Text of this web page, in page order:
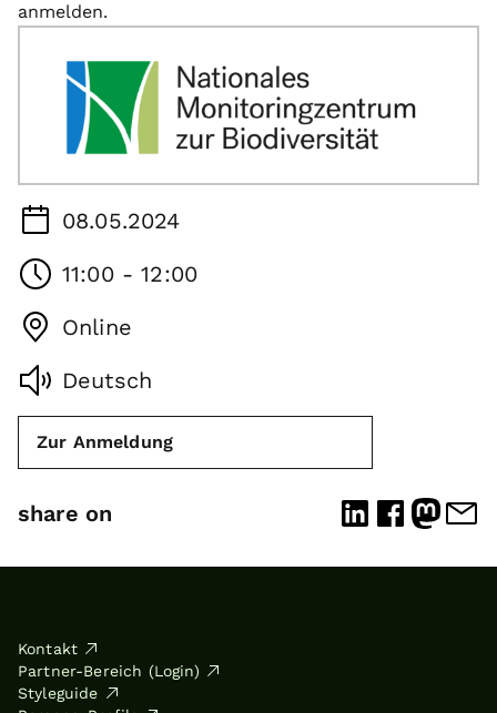
anmelden.
08.05.2024
11:00 - 12:00
Online
Deutsch
Zur Anmeldung
share on
Kontakt
Partner-Bereich (Login)
Styleguide